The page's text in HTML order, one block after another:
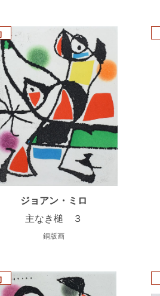
ジョアン・ミロ
主なき槌 ３
銅版画